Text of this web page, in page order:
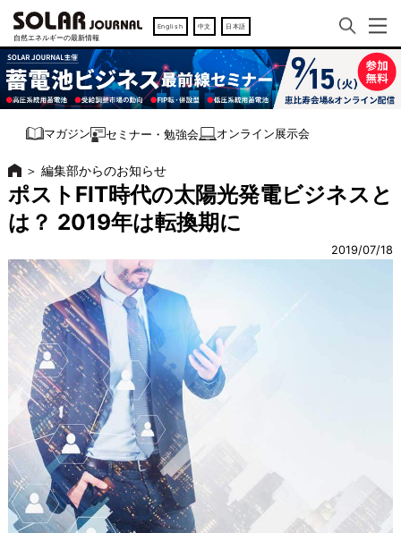
English 中文 日本語
マガジン セミナー・勉強会 オンライン展示会
＞ 編集部からのお知らせ
ポストFIT時代の太陽光発電ビジネスと
は？ 2019年は転換期に
2019/07/18